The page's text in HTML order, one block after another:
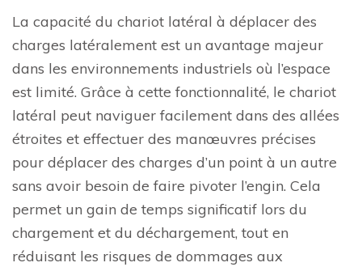
La capacité du chariot latéral à déplacer des
charges latéralement est un avantage majeur
dans les environnements industriels où l’espace
est limité. Grâce à cette fonctionnalité, le chariot
latéral peut naviguer facilement dans des allées
étroites et effectuer des manœuvres précises
pour déplacer des charges d’un point à un autre
sans avoir besoin de faire pivoter l’engin. Cela
permet un gain de temps significatif lors du
chargement et du déchargement, tout en
réduisant les risques de dommages aux